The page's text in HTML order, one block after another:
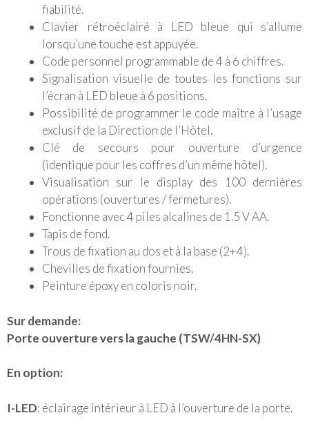
fiabilité.
Clavier rétroéclairé à LED bleue qui s’allume
lorsqu’une touche est appuyée.
Code personnel programmable de 4 à 6 chiffres.
Signalisation visuelle de toutes les fonctions sur
l’écran à LED bleue à 6 positions.
Possibilité de programmer le code maître à l’usage
exclusif de la Direction de l’Hôtel.
Clé de secours pour ouverture d’urgence
(identique pour les coffres d’un même hôtel).
Visualisation sur le display des 100 dernières
opérations (ouvertures / fermetures).
Fonctionne avec 4 piles alcalines de 1.5 V AA.
Tapis de fond.
Trous de fixation au dos et à la base (2+4).
Chevilles de fixation fournies.
Peinture époxy en coloris noir.
Sur demande:
Porte ouverture vers la gauche (TSW/4HN-SX)
En option:
I-LED: éclairage intérieur à LED à l’ouverture de la porte.